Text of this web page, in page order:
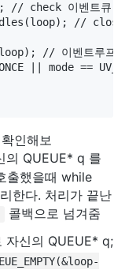
// check 이벤트큐
// close
// 이벤트루프
|| mode ==
인해보
의 QUEUE* q 를
출했을때 while
한다. 처리가 끝난
콜백으로 넘겨줌
자신의 QUEUE* q;